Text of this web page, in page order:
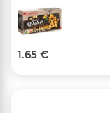
1.65 €